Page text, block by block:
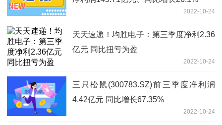
2022-10-24
天天速递！均胜电子：第三季度净利2.36
亿元 同比扭亏为盈
2022-10-24
三只松鼠(300783.SZ)前三季度净利润
4.42亿元 同比增长67.35%
2022-10-24